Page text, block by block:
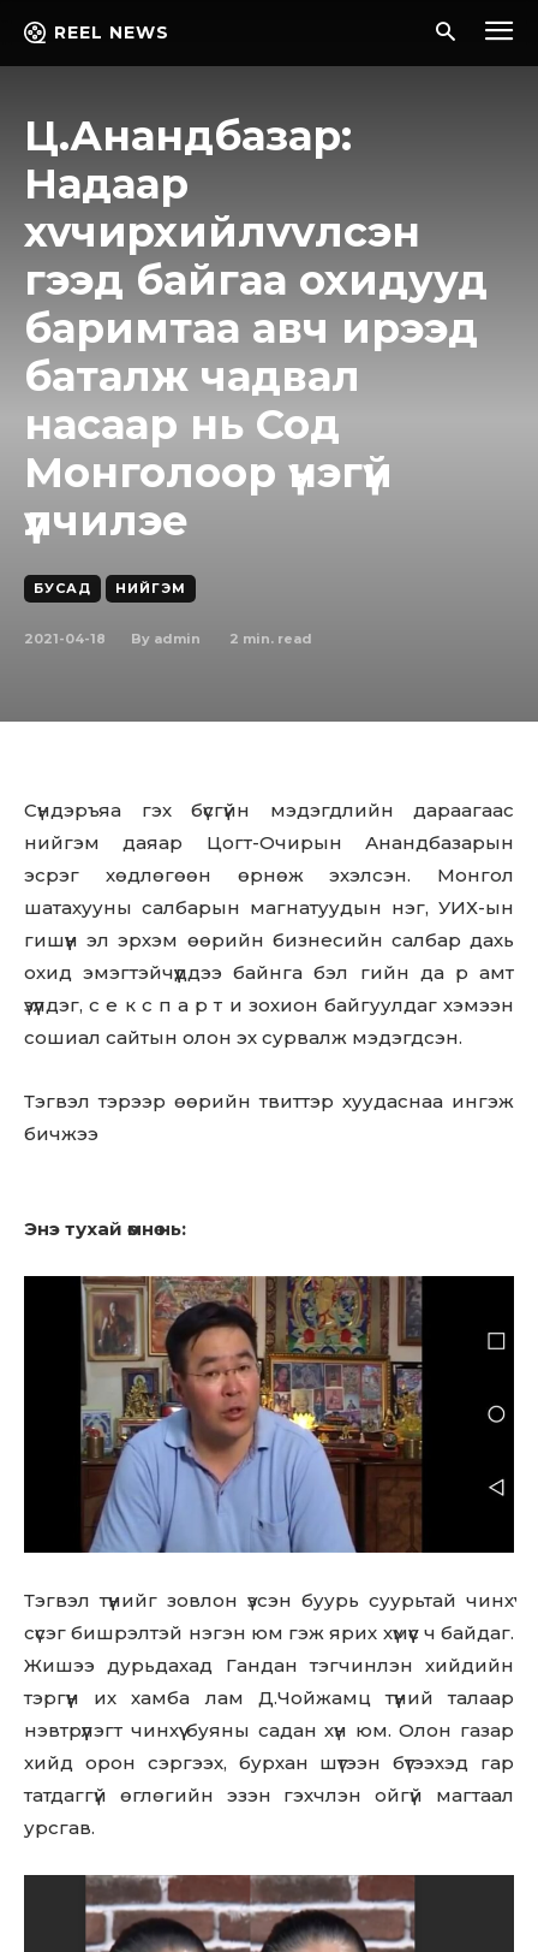
REEL NEWS
Ц.Анандбазар:
Надаар
xvчиpxийлvvлcэн
гээд байгаа охидууд
баримтаа авч ирээд
баталж чадвал
насаар нь Сод
Монголоор үнэгүй
үүлчилэе
БУСАД НИЙГЭМ
2021-04-18 By admin 2 min. read
Сүндэръяа гэх бүсгүйн мэдэгдлийн дараагаас
нийгэм даяар Цогт-Очирын Анандбазарын
эсрэг хөдлөгөөн өрнөж эхэлсэн. Монгол
шатахууны салбарын магнатуудын нэг, УИХ-ын
гишүүн эл эрхэм өөрийн бизнесийн салбар дахь
охид эмэгтэйчүүддээ байнга бэл гийн дa p aмт
үзүүлдэг, с е к с п а р т и зохион байгуулдаг хэмээн
сошиал сайтын олон эх сурвалж мэдэгдсэн.
Тэгвэл тэрээр өөрийн твиттэр хуудаснаа ингэж
бичжээ
Энэ тухай өмнө нь:
Тэгвэл түүнийг зовлон үзсэн буурь суурьтай чинхүү
сүсэг бишрэлтэй нэгэн юм гэж ярих хүмүүс ч байдаг.
Жишээ дурьдахад Гандан тэгчинлэн хийдийн
тэргүүн их хамба лам Д.Чойжамц түүний талаар
нэвтрүүлэгт чинхүү буяны садан хүн юм. Олон газар
хийд орон сэргээх, бурхан шүтээн бүтээхэд гар
татдаггүй өглөгийн эзэн гэхчлэн ойгүй магтаал
урсгав.